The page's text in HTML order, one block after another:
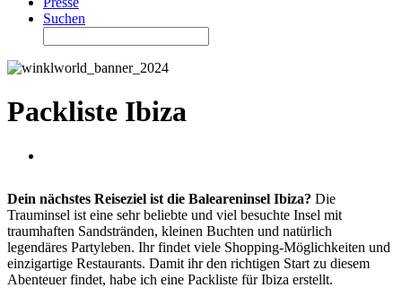
Suchen
Packliste Ibiza
Dein nächstes Reiseziel ist die Baleareninsel Ibiza? Die
Trauminsel ist eine sehr beliebte und viel besuchte Insel mit
traumhaften Sandstränden, kleinen Buchten und natürlich
legendäres Partyleben. Ihr findet viele Shopping-Möglichkeiten und
einzigartige Restaurants. Damit ihr den richtigen Start zu diesem
Abenteuer findet, habe ich eine Packliste für Ibiza erstellt.